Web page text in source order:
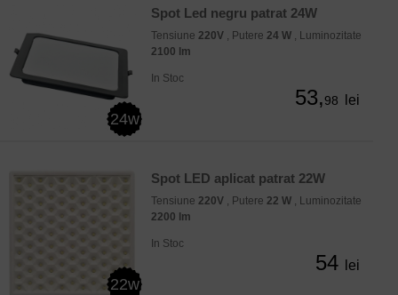
24w
Spot Led negru patrat 24W
Tensiune 220V , Putere 24 W , Luminozitate
2100 lm
In Stoc
53,98 lei
22w
Spot LED aplicat patrat 22W
Tensiune 220V , Putere 22 W , Luminozitate
2200 lm
In Stoc
54 lei